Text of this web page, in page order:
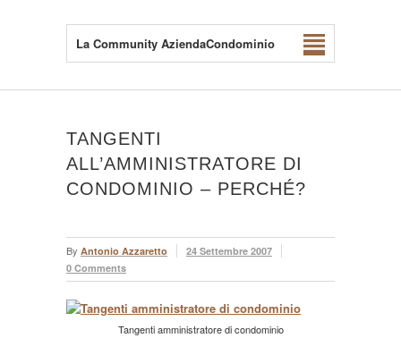
La Community AziendaCondominio
TANGENTI
ALL’AMMINISTRATORE DI
CONDOMINIO – PERCHÉ?
By Antonio Azzaretto
24 Settembre 2007
0 Comments
Tangenti amministratore di condominio